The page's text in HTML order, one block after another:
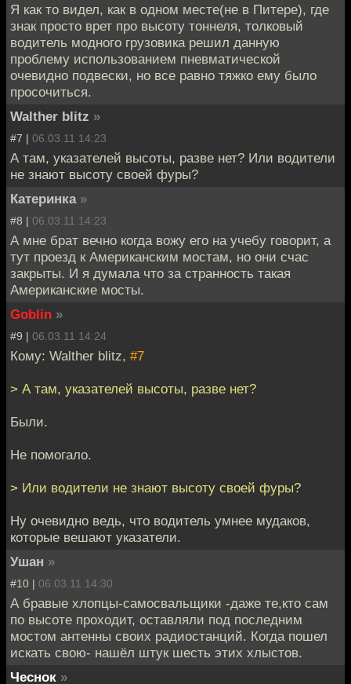
Я как то видел, как в одном месте(не в Питере), где
знак просто врет про высоту тоннеля, толковый
водитель модного грузовика решил данную
проблему использованием пневматической
очевидно подвески, но все равно тяжко ему было
просочиться.
Walther blitz »
#7 | 06.03.11 14:23
А там, указателей высоты, разве нет? Или водители
не знают высоту своей фуры?
Катеринка »
#8 | 06.03.11 14:23
А мне брат вечно когда вожу его на учебу говорит, а
тут проезд к Американским мостам, но они счас
закрыты. И я думала что за странность такая
Американские мосты.
Goblin »
#9 | 06.03.11 14:24
Кому: Walther blitz, #7
> А там, указателей высоты, разве нет?
Были.
Не помогало.
> Или водители не знают высоту своей фуры?
Ну очевидно ведь, что водитель умнее мудаков,
которые вешают указатели.
Ушан »
#10 | 06.03.11 14:30
А бравые хлопцы-самосвальщики -даже те,кто сам
по высоте проходит, оставляли под последним
мостом антенны своих радиостанций. Когда пошел
искать свою- нашёл штук шесть этих хлыстов.
Чеснок »